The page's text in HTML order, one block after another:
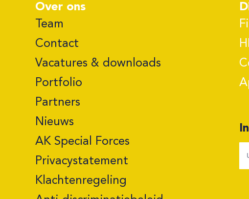
Over ons
Team
Contact
Vacatures & downloads
Portfolio
Partners
Nieuws
AK Special Forces
Privacystatement
Klachtenregeling